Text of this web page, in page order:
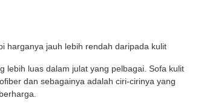
harganya jauh lebih rendah daripada kulit
luas dalam julat yang pelbagai. Sofa kulit
dan sebagainya adalah ciri-cirinya yang